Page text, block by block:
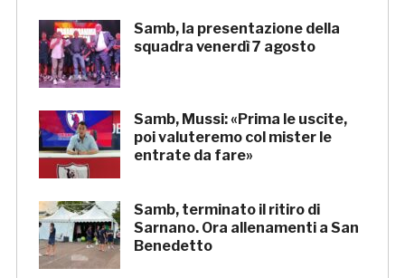
Samb, la presentazione della
squadra venerdì 7 agosto
Samb, Mussi: «Prima le uscite,
poi valuteremo col mister le
entrate da fare»
Samb, terminato il ritiro di
Sarnano. Ora allenamenti a San
Benedetto